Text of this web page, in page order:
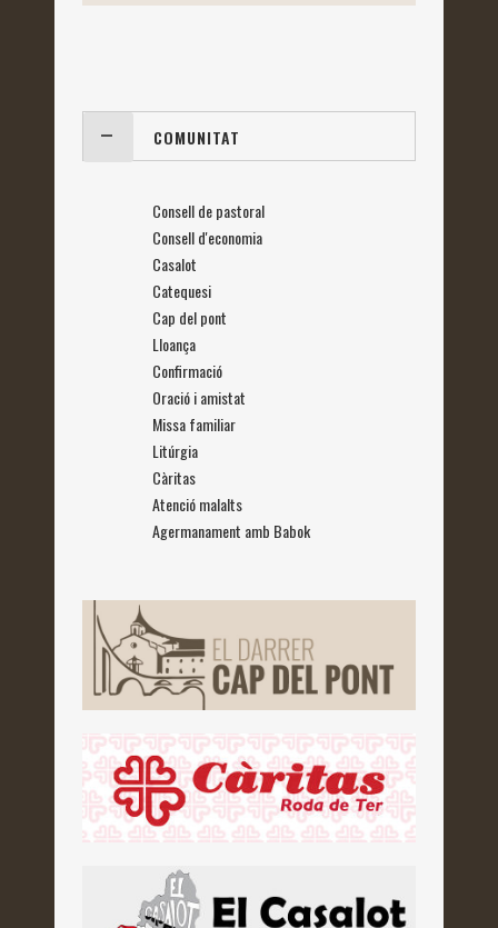
COMUNITAT
Consell de pastoral
Consell d'economia
Casalot
Catequesi
Cap del pont
Lloança
Confirmació
Oració i amistat
Missa familiar
Litúrgia
Càritas
Atenció malalts
Agermanament amb Babok